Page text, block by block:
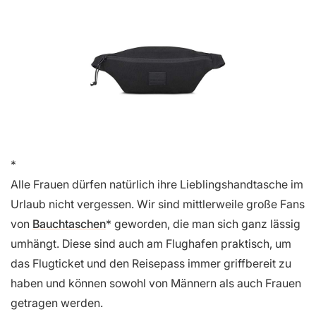
Alle Frauen dürfen natürlich ihre Lieblingshandtasche im
Urlaub nicht vergessen. Wir sind mittlerweile große Fans
von Bauchtaschen geworden, die man sich ganz lässig
umhängt. Diese sind auch am Flughafen praktisch, um
das Flugticket und den Reisepass immer griffbereit zu
haben und können sowohl von Männern als auch Frauen
getragen werden.